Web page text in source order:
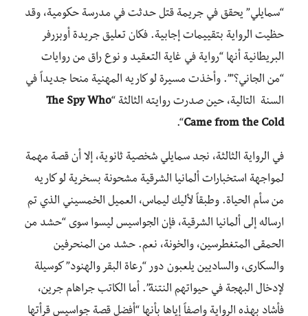
“سمايلي” يحقق في جريمة قتل حدثت في مدرسة حكومية، وقد
حظيت الرواية بتقييمات إجابية. فكان تعليق جريدة أوبزرفر
البريطانية أنها “رواية في غاية التعقيد و نوع راق من روايات
“من الجاني؟””. وأخذت مسيرة لو كاريه المهنية منحا جديداً في
السنة التالية، حين صدرت روايته الثالثة “The Spy Who
Came from the Cold
“.
في الرواية الثالثة، نجد سمايلي شخصية ثانوية، إلا أن قصة مهمة
لمواجهة استخبارات ألمانيا الشرقية مشحونة بسخرية لو كاريه
من سأم الحياة. وطبقاً لأليك ليماس، العميل الخمسيني الذي تم
ارساله إلى ألمانيا الشرقية، فإن الجواسيس ليسوا سوى “حشد من
الحمقى المتغطرسين، والخونة، نعم. حشد من المنحرفين
والسكارى، والساديين يلعبون دور “رعاة البقر والهنود” كوسيلة
لإدخال البهجة في حيواتهم النتنة”. أما الكاتب جراهام جرين،
فأشاد بهذه الرواية واصفاً إياها بأنها “أفضل قصة جواسيس قرأتها